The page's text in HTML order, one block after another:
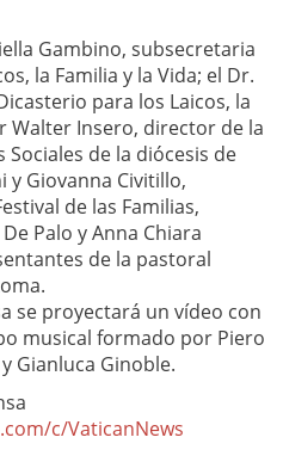
Gambino, subsecretaria
la Familia y la Vida; el Dr.
para los Laicos, la
Walter Insero, director de la
de la diócesis de
y Giovanna Civitillo,
de las Familias,
Palo y Anna Chiara
de la pastoral
se proyectará un vídeo con
musical formado por Piero
Gianluca Ginoble.
c/VaticanNews